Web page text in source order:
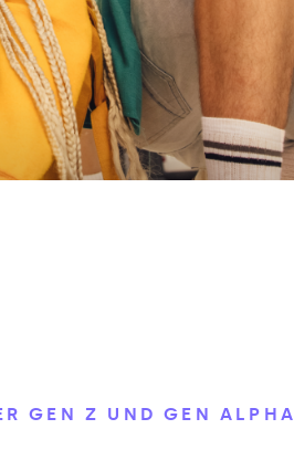
GEN Z UND GEN ALPHA